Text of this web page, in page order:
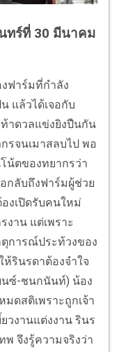
นทร์ที่ 30 มีนาคม
งฟาร์มที่กำลัง
แล้วได้เจอกับ
าดวลแข่งยิงปืนกัน
รจนเมาสลบไป พอ
น้ตของทยากรว่า
อกลับถึงฟาร์มผู้ช่วย
งเปิดรับคนใหม่
งาน แต่เพราะ
ตุการณ์ประท้วงของ
รินรดาต้องจำใจ
นซ์-ชนกนันท์) น้อง
ดสติเพราะถูกเจ้า
วงานแต่งงาน รินร
พ จึงรู้ความจริงว่า